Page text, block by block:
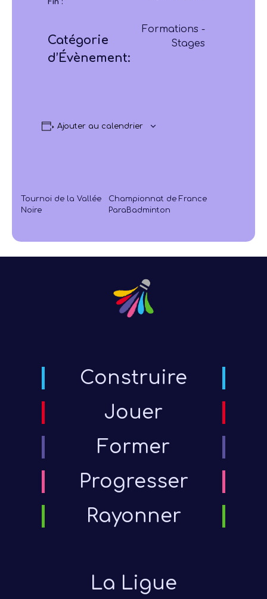
Catégorie
d’Évènement:
Formations -
Stages
Ajouter au calendrier
Tournoi de la Vallée
Noire
Championnat de France
ParaBadminton
Construire
Jouer
Former
Progresser
Rayonner
La Ligue